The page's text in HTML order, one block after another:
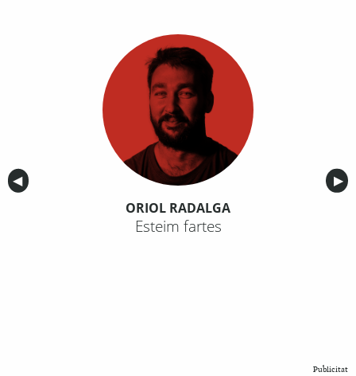
Anterior
◀︎ ▶︎
ORIOL RADALGA
Esteim fartes
Publicitat